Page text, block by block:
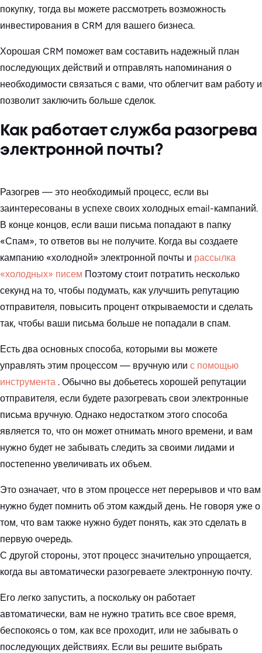
покупку, тогда вы можете рассмотреть возможность
инвестирования в CRM для вашего бизнеса.
Хорошая CRM поможет вам составить надежный план
последующих действий и отправлять напоминания о
необходимости связаться с вами, что облегчит вам работу и
позволит заключить больше сделок.
Как работает служба разогрева
электронной почты?
Разогрев — это необходимый процесс, если вы
заинтересованы в успехе своих холодных email-кампаний.
В конце концов, если ваши письма попадают в папку
«Спам», то ответов вы не получите. Когда вы создаете
кампанию «холодной» электронной почты и рассылка
«холодных» писем Поэтому стоит потратить несколько
секунд на то, чтобы подумать, как улучшить репутацию
отправителя, повысить процент открываемости и сделать
так, чтобы ваши письма больше не попадали в спам.
Есть два основных способа, которыми вы можете
управлять этим процессом — вручную или с помощью
инструмента . Обычно вы добьетесь хорошей репутации
отправителя, если будете разогревать свои электронные
письма вручную. Однако недостатком этого способа
является то, что он может отнимать много времени, и вам
нужно будет не забывать следить за своими лидами и
постепенно увеличивать их объем.
Это означает, что в этом процессе нет перерывов и что вам
нужно будет помнить об этом каждый день. Не говоря уже о
том, что вам также нужно будет понять, как это сделать в
первую очередь.
С другой стороны, этот процесс значительно упрощается,
когда вы автоматически разогреваете электронную почту.
Его легко запустить, а поскольку он работает
автоматически, вам не нужно тратить все свое время,
беспокоясь о том, как все проходит, или не забывать о
последующих действиях. Если вы решите выбрать